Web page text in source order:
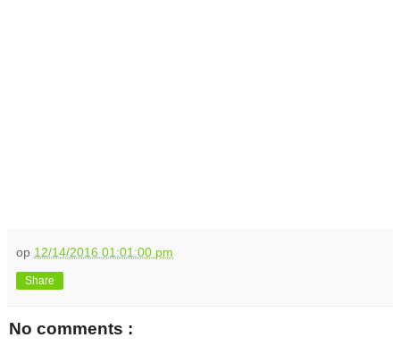
op 12/14/2016 01:01:00 pm
Share
No comments :